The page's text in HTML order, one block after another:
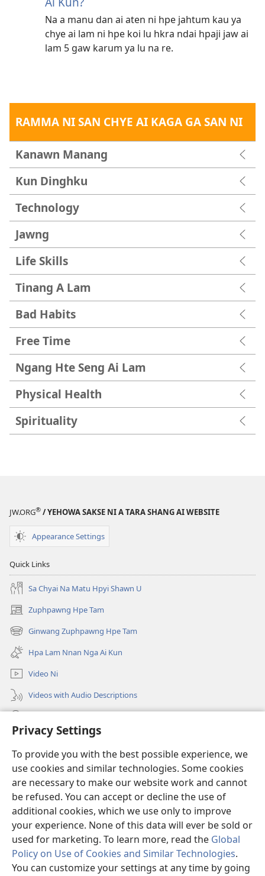
Privacy Settings
To provide you with the best possible experience, we
use cookies and similar technologies. Some cookies
are necessary to make our website work and cannot
be refused. You can accept or decline the use of
additional cookies, which we use only to improve
your experience. None of this data will ever be sold or
used for marketing. To learn more, read the Global
Policy on Use of Cookies and Similar Technologies.
You can customize your settings at any time by going
Na a manu dan ai aten ni hpe jahtum kau ya
chye ai lam ni hpe koi lu hkra ndai hpaji jaw ai
lam 5 gaw karum ya lu na re.
RAMMA NI SAN CHYE AI KAGA GA SAN NI
Kanawn Manang
Kun Dinghku
Technology
Jawng
Life Skills
Tinang A Lam
Bad Habits
Free Time
Ngang Hte Seng Ai Lam
Physical Health
Spirituality
JW.ORG® / YEHOWA SAKSE NI A TARA SHANG AI WEBSITE
Appearance Settings
Quick Links
Sa Chyai Na Matu Hpyi Shawn U
Zuphpawng Hpe Tam
(opens
new
window)
Ginwang Zuphpawng Hpe Tam
(opens
new
window)
Hpa Lam Nnan Nga Ai Kun
Video Ni
Videos with Audio Descriptions
(opens
window)Sin Langchyi ONLINE LAIKA DUM
(opens
new
window)JW Hub ®
(opens
new
window)
Copyright© 2026 Watch Tower Bible and Tract Society of Pennsylvania.